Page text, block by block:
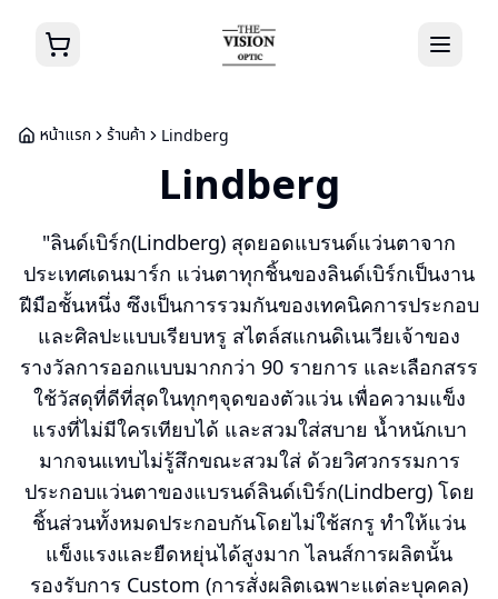
หน้าแรก ร้านค้า Lindberg
Lindberg
"ลินด์เบิร์ก(Lindberg) สุดยอดแบรนด์แว่นตาจาก
ประเทศเดนมาร์ก แว่นตาทุกชิ้นของลินด์เบิร์กเป็นงาน
ฝีมือชั้นหนึ่ง ซึงเป็นการรวมกันของเทคนิคการประกอบ
และศิลปะแบบเรียบหรู สไตล์สแกนดิเนเวียเจ้าของ
รางวัลการออกแบบมากกว่า 90 รายการ และเลือกสรร
ใช้วัสดุที่ดีที่สุดในทุกๆจุดของตัวแว่น เพื่อความแข็ง
แรงที่ไม่มีใครเทียบได้ และสวมใส่สบาย น้ำหนักเบา
มากจนแทบไม่รู้สึกขณะสวมใส่ ด้วยวิศวกรรมการ
ประกอบแว่นตาของแบรนด์ลินด์เบิร์ก(Lindberg) โดย
ชิ้นส่วนทั้งหมดประกอบกันโดยไม่ใช้สกรู ทำให้แว่น
แข็งแรงและยืดหยุ่นได้สูงมาก ไลนส์การผลิตนั้น
รองรับการ Custom (การสั่งผลิตเฉพาะแต่ละบุคคล)